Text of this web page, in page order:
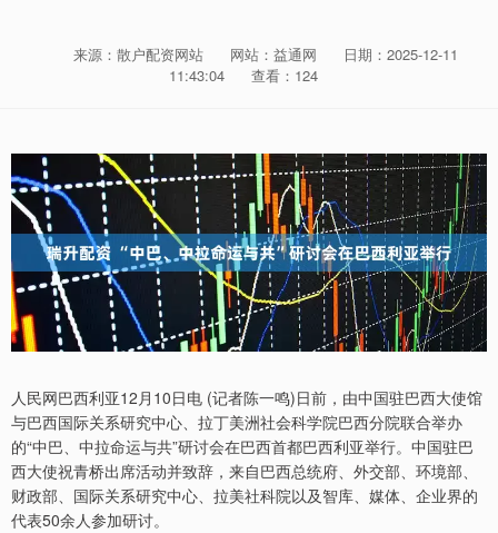
来源：散户配资网站 网站：益通网
日期：2025-12-11
11:43:04
查看：124
人民网巴西利亚12月10日电 (记者陈一鸣)日前，由中国驻巴西大使馆
与巴西国际关系研究中心、拉丁美洲社会科学院巴西分院联合举办
的“中巴、中拉命运与共”研讨会在巴西首都巴西利亚举行。中国驻巴
西大使祝青桥出席活动并致辞，来自巴西总统府、外交部、环境部、
财政部、国际关系研究中心、拉美社科院以及智库、媒体、企业界的
代表50余人参加研讨。